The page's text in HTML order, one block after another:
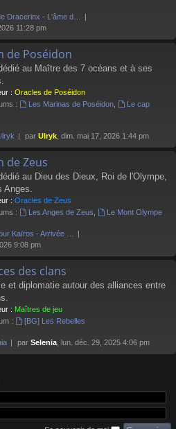
Dracerinx - L'âme d…
11:28 pm
de Poséidon
au Maître des 7 océans et à ses
: Oracles de Poséidon
:
Les Marinas de Poséidon,
Le cap
par Ulryk , dim. mai 17, 2026 1:44 pm
de Zeus
au Dieu des Dieux, Roi de l'Olympe,
Anges.
: Oracles de Zeus
:
Les Anges de Zeus
Le Mont Olympe
Kaïros - Arrivée …
9:08 pm
des clans
et diplomatie autour des alliances entre
: Maîtres de jeu
:
[BG] Les Rebelles
par Selenia , lun. déc. 29, 2025 4:06 pm